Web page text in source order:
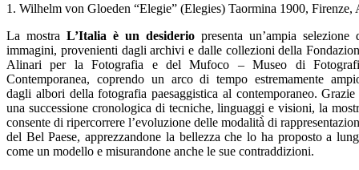
1. Wilhelm von Gloeden “Elegie” (Elegies) Taormina 1900,
La mostra L’Italia è un desiderio presenta un’ampia selezione
immagini, provenienti dagli archivi e dalle collezioni della
Alinari per la Fotografia e del Mufoco – Museo di
Contemporanea, coprendo un arco di tempo estremamente
dagli albori della fotografia paesaggistica al contemporaneo. Grazie
una successione cronologica di tecniche, linguaggi e visioni, la
consente di ripercorrere l’evoluzione delle modalità̀ di
del Bel Paese, apprezzandone la bellezza che lo ha proposto a
come un modello e misurandone anche le sue contraddizioni.